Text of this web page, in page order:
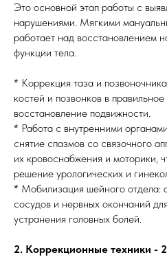
Это основной этап работы с
нарушениями. Мягкими
работает над восстановлением
функции тела.
* Коррекция таза и
костей и позвонков в
восстановление подвижности.
* Работа с внутренними
снятие спазмов со связочного
их кровоснабжения и моторики,
решение урологических и
* Мобилизация шейного отдела:
сосудов и нервных окончаний
устранения головных болей.
2. Коррекционные техники -